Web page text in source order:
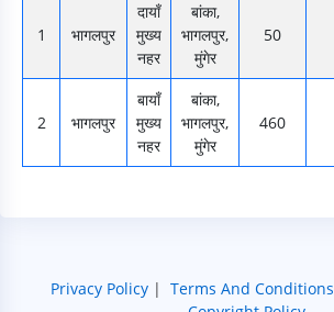
1 भागलपुर
दायाँ
मुख्य
नहर
बांका,
भागलपुर,
मुंगेर
50
2 भागलपुर
बायाँ
मुख्य
नहर
बांका,
भागलपुर,
मुंगेर
460
Privacy Policy | Terms And Conditions